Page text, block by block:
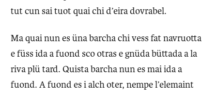
tut cun sai tuot quai chi d’eira dovrabel.
Ma quai nun es üna barcha chi vess fat navruotta
e füss ida a fuond sco otras e gnüda büttada a la
riva plü tard. Quista barcha nun es mai ida a
fuond. A fuond es i alch oter, nempe l’elemaint